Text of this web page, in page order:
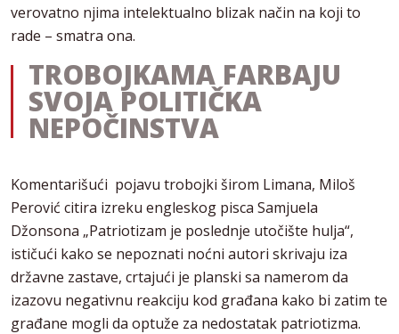
verovatno njima intelektualno blizak način na koji to
rade – smatra ona.
TROBOJKAMA FARBAJU
SVOJA POLITIČKA
NEPOČINSTVA
Komentarišući pojavu trobojki širom Limana, Miloš
Perović citira izreku engleskog pisca Samjuela
Džonsona „Patriotizam je poslednje utočište hulja“,
ističući kako se nepoznati noćni autori skrivaju iza
državne zastave, crtajući je planski sa namerom da
izazovu negativnu reakciju kod građana kako bi zatim te
građane mogli da optuže za nedostatak patriotizma.